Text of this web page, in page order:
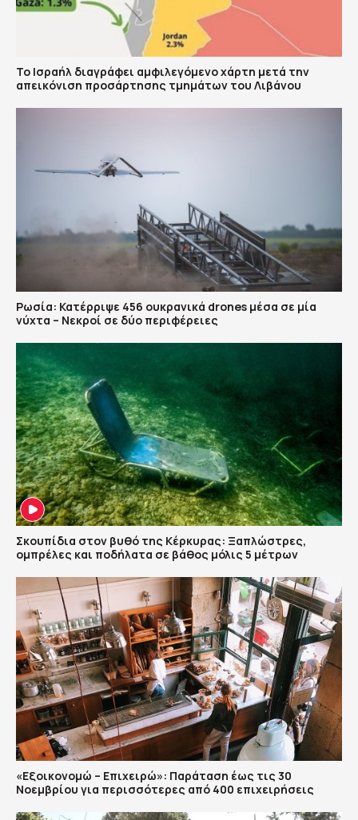
Το Ισραήλ διαγράφει αμφιλεγόμενο χάρτη μετά την
απεικόνιση προσάρτησης τμημάτων του Λιβάνου
Ρωσία: Κατέρριψε 456 ουκρανικά drones μέσα σε μία
νύχτα – Νεκροί σε δύο περιφέρειες
Σκουπίδια στον βυθό της Κέρκυρας: Ξαπλώστρες,
ομπρέλες και ποδήλατα σε βάθος μόλις 5 μέτρων
«Εξοικονομώ – Επιχειρώ»: Παράταση έως τις 30
Νοεμβρίου για περισσότερες από 400 επιχειρήσεις